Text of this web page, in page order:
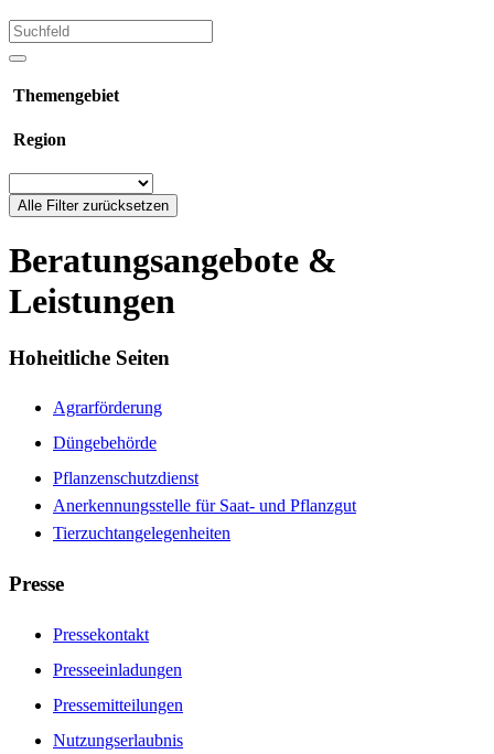
Themengebiet
Region
Alle Filter zurücksetzen
Beratungsangebote &
Leistungen
Hoheitliche Seiten
Agrarförderung
Düngebehörde
Pflanzenschutzdienst
Anerkennungsstelle für Saat- und Pflanzgut
Tierzuchtangelegenheiten
Presse
Pressekontakt
Presseeinladungen
Pressemitteilungen
Nutzungserlaubnis